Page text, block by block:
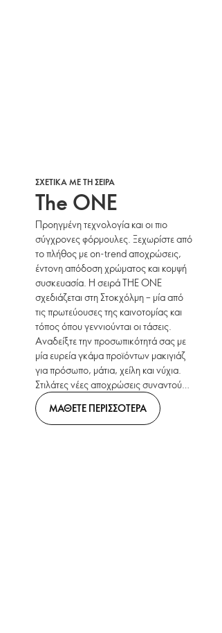
ΣΧΕΤΙΚΑ ΜΕ ΤΗ ΣΕΙΡΑ
The ONE
Προηγμένη τεχνολογία και οι πιο
σύγχρονες φόρμουλες. Ξεχωρίστε από
το πλήθος με on-trend αποχρώσεις,
έντονη απόδοση χρώματος και κομψή
συσκευασία. Η σειρά THE ONE
σχεδιάζεται στη Στοκχόλμη – μία από
τις πρωτεύουσες της καινοτομίας και
τόπος όπου γεννιούνται οι τάσεις.
Αναδείξτε την προσωπικότητά σας με
μία ευρεία γκάμα προϊόντων μακιγιάζ
για πρόσωπο, μάτια, χείλη και νύχια.
Στιλάτες νέες αποχρώσεις συναντούν
καινοτόμα formats. Bring. It. On.
ΜΑΘΕΤΕ ΠΕΡΙΣΣΟΤΕΡΑ